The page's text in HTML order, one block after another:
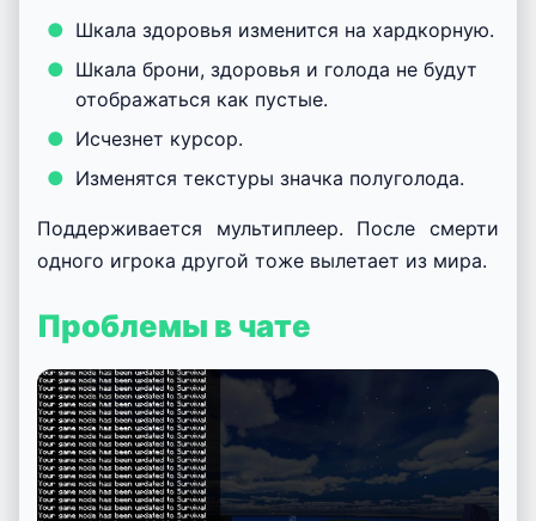
Шкала здоровья изменится на хардкорную.
Шкала брони, здоровья и голода не будут
отображаться как пустые.
Исчезнет курсор.
Изменятся текстуры значка полуголода.
Поддерживается мультиплеер. После смерти
одного игрока другой тоже вылетает из мира.
Проблемы в чате